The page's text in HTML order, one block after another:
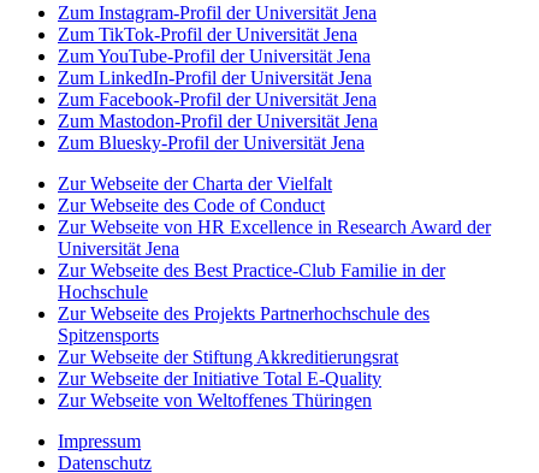
Zum Instagram-Profil der Universität Jena
Zum TikTok-Profil der Universität Jena
Zum YouTube-Profil der Universität Jena
Zum LinkedIn-Profil der Universität Jena
Zum Facebook-Profil der Universität Jena
Zum Mastodon-Profil der Universität Jena
Zum Bluesky-Profil der Universität Jena
Zur Webseite der Charta der Vielfalt
Zur Webseite des Code of Conduct
Zur Webseite von HR Excellence in Research Award der
Universität Jena
Zur Webseite des Best Practice-Club Familie in der
Hochschule
Zur Webseite des Projekts Partnerhochschule des
Spitzensports
Zur Webseite der Stiftung Akkreditierungsrat
Zur Webseite der Initiative Total E-Quality
Zur Webseite von Weltoffenes Thüringen
Impressum
Datenschutz